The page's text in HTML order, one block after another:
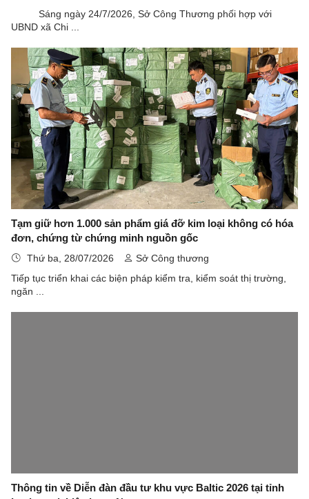
Sáng ngày 24/7/2026, Sở Công Thương phối hợp với
UBND xã Chi ...
Tạm giữ hơn 1.000 sản phẩm giá đỡ kim loại không có hóa
đơn, chứng từ chứng minh nguồn gốc
Thứ ba, 28/07/2026
Sở Công thương
Tiếp tục triển khai các biện pháp kiểm tra, kiểm soát thị trường,
ngăn ...
Thông tin về Diễn đàn đầu tư khu vực Baltic 2026 tại tỉnh